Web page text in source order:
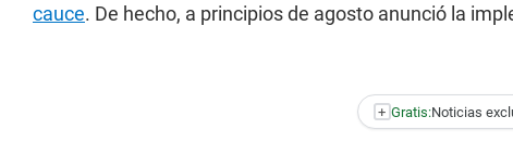
cauce. De hecho, a principios de agosto anunció la
+ Gratis:Noticias